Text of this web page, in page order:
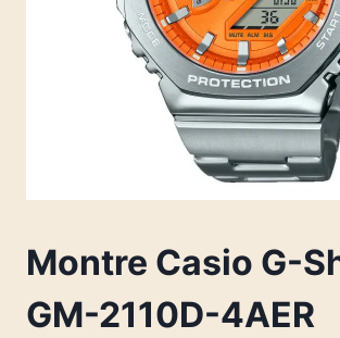
Montre Casio G-
GM-2110D-4AER